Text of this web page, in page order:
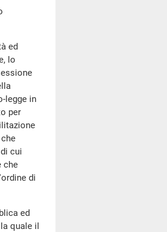
ed
lo
legge in
per
cui
che
di
ed
quale il